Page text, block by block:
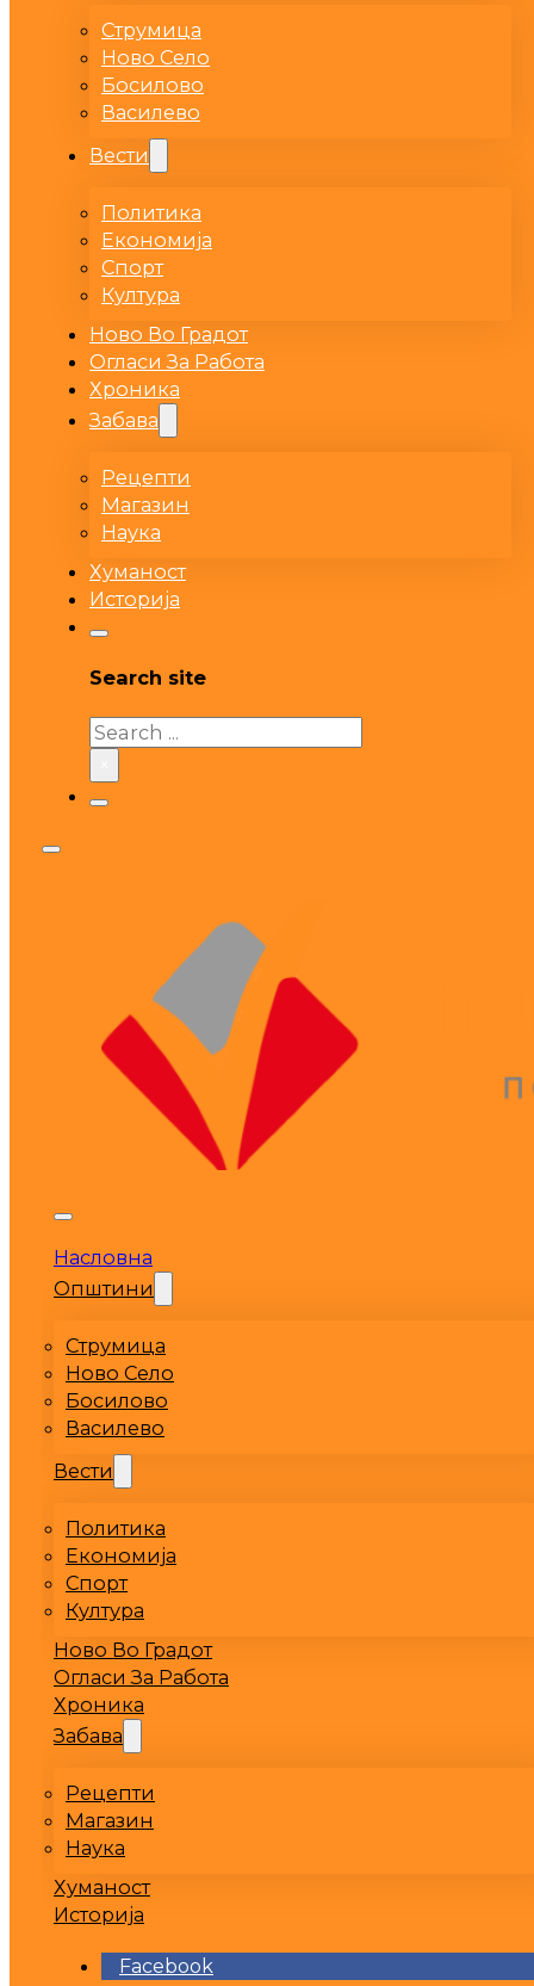
Струмица
Ново Село
Босилово
Василево
Вести
Политика
Економија
Спорт
Култура
Ново Во Градот
Огласи За Работа
Хроника
Забава
Рецепти
Магазин
Наука
Хуманост
Историја
Search site
Search
Насловна
Општини
Струмица
Ново Село
Босилово
Василево
Вести
Политика
Економија
Спорт
Култура
Ново Во Градот
Огласи За Работа
Хроника
Забава
Рецепти
Магазин
Наука
Хуманост
Историја
Facebook